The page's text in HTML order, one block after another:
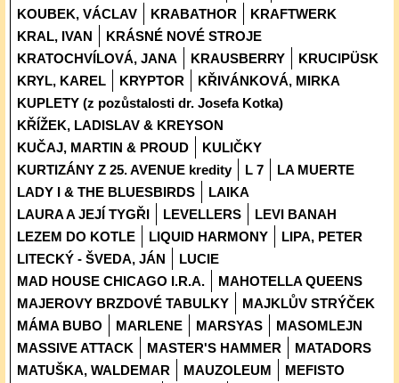
KOUBEK, VÁCLAV
KRABATHOR
KRAFTWERK
KRAL, IVAN
KRÁSNÉ NOVÉ STROJE
KRATOCHVÍLOVÁ, JANA
KRAUSBERRY
KRUCIPÜSK
KRYL, KAREL
KRYPTOR
KŘIVÁNKOVÁ, MIRKA
KUPLETY (z pozůstalosti dr. Josefa Kotka)
KŘÍŽEK, LADISLAV & KREYSON
KUČAJ, MARTIN & PROUD
KULIČKY
KURTIZÁNY Z 25. AVENUE kredity
L 7
LA MUERTE
LADY I & THE BLUESBIRDS
LAIKA
LAURA A JEJÍ TYGŘI
LEVELLERS
LEVI BANAH
LEZEM DO KOTLE
LIQUID HARMONY
LIPA, PETER
LITECKÝ - ŠVEDA, JÁN
LUCIE
MAD HOUSE CHICAGO I.R.A.
MAHOTELLA QUEENS
MAJEROVY BRZDOVÉ TABULKY
MAJKLŮV STRÝČEK
MÁMA BUBO
MARLENE MARSYAS
MASOMLEJN
MASSIVE ATTACK
MASTER'S HAMMER
MATADORS
MATUŠKA, WALDEMAR
MAUZOLEUM
MEFISTO